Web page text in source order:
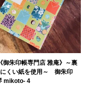
《御朱印帳専門店 雅庵》～裏
くい紙を使用～ 御朱印
mikoto- 4